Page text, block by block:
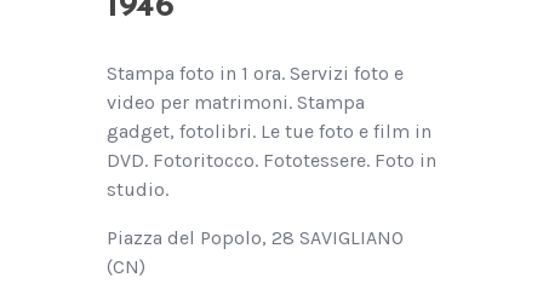
1946
Stampa foto in 1 ora. Servizi foto e
video per matrimoni. Stampa
gadget, fotolibri. Le tue foto e film in
DVD. Fotoritocco. Fototessere. Foto in
studio.
Piazza del Popolo, 28 SAVIGLIANO
(CN)